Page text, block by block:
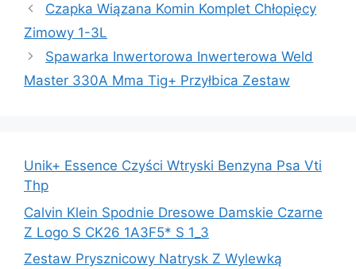
Czapka Wiązana Komin Komplet Chłopięcy
Zimowy 1-3L
Spawarka Inwertorowa Inwerterowa Weld
Master 330A Mma Tig+ Przyłbica Zestaw
Unik+ Essence Czyści Wtryski Benzyna Psa Vti
Thp
Calvin Klein Spodnie Dresowe Damskie Czarne
Z Logo S CK26 1A3F5* S 1_3
Zestaw Prysznicowy Natrysk Z Wylewką